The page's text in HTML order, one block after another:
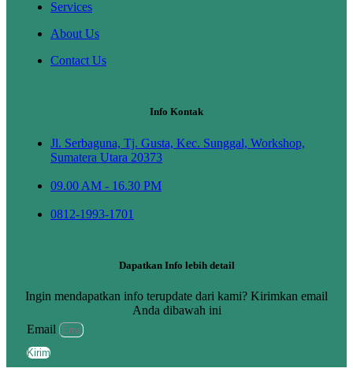
Services
About Us
Contact Us
Info Kontak
Jl. Serbaguna, Tj. Gusta, Kec. Sunggal, Workshop,
Sumatera Utara 20373
09.00 AM - 16.30 PM
0812-1993-1701
Dapatkan Info lebih detail
Ingin mendapatkan info terupdate dari kami? Kirimkan email
Anda dibawah ini
Email
Kirim